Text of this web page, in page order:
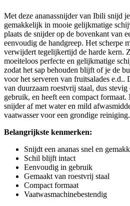
Met deze ananassnijder van Ibili snijd je
gemakkelijk in mooie gelijkmatige
plaats de snijder op de bovenkant van
eenvoudig de handgreep. Het scherpe
verwijdert tegelijkertijd de harde kern.
moeiteloos perfecte en gelijkmatige
zodat het sap behouden blijft of je de
voor het serveren van fruitsalades e.d..
van duurzaam roestvrij staal, dus
gebruik, en heeft een compact
snijder af met water en mild
vaatwasser voor een grondige reiniging.
Belangrijkste kenmerken:
Snijdt een ananas snel en
Schil blijft intact
Eenvoudig in gebruik
Gemaakt van roestvrij staal
Compact formaat
Vaatwasmachinebestendig